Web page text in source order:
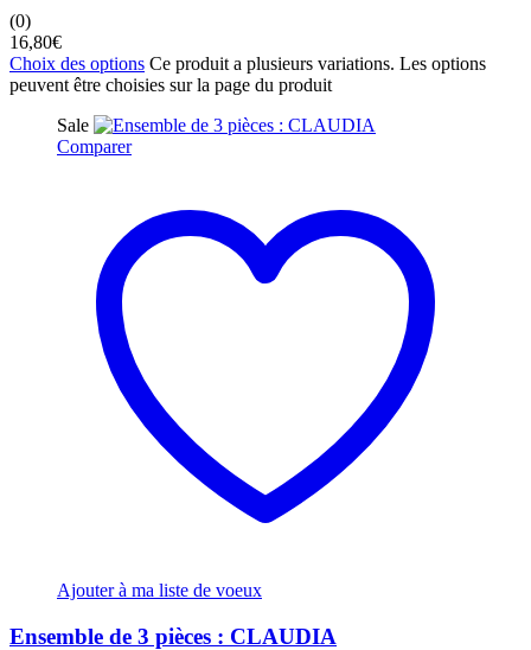
(0)
16,80€
Choix des options Ce produit a plusieurs variations. Les options
peuvent être choisies sur la page du produit
Sale
Comparer
Ajouter à ma liste de voeux
Ensemble de 3 pièces : CLAUDIA